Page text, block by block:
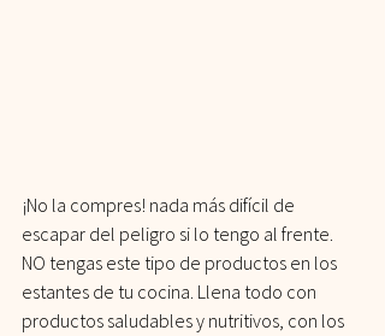
¡No la compres! nada más difícil de
escapar del peligro si lo tengo al frente.
NO tengas este tipo de productos en los
estantes de tu cocina. Llena todo con
productos saludables y nutritivos, con los